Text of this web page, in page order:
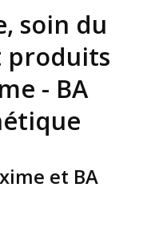
soin du
produits
- BA
et BA